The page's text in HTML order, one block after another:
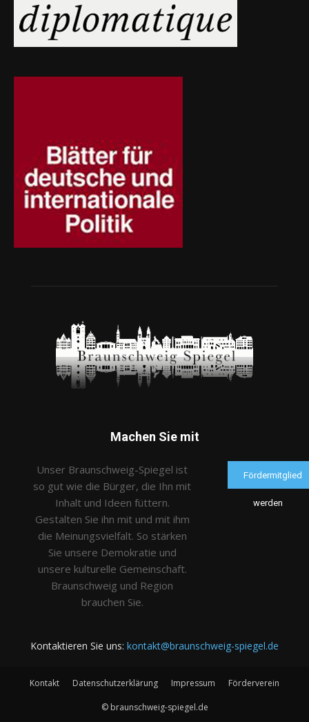
Machen Sie mit
Unser Braunschweig-Spiegel ist
so gut wie die Bürger, die Ihn mit
Inhalt und Ideen füttern.
Gestalten Sie ihn mit und mit ihm
die Meinungsvielfalt. So stärken
Sie unsere Demokratie und
unsere kulturelle Gemeinschaft.
Braunschweig und Region
brauchen Sie.
Fördermitglied
werden
Kontaktieren Sie uns: kontakt@braunschweig-spiegel.de
Kontakt Datenschutzerklärung Impressum Förderverein
© braunschweig-spiegel.de